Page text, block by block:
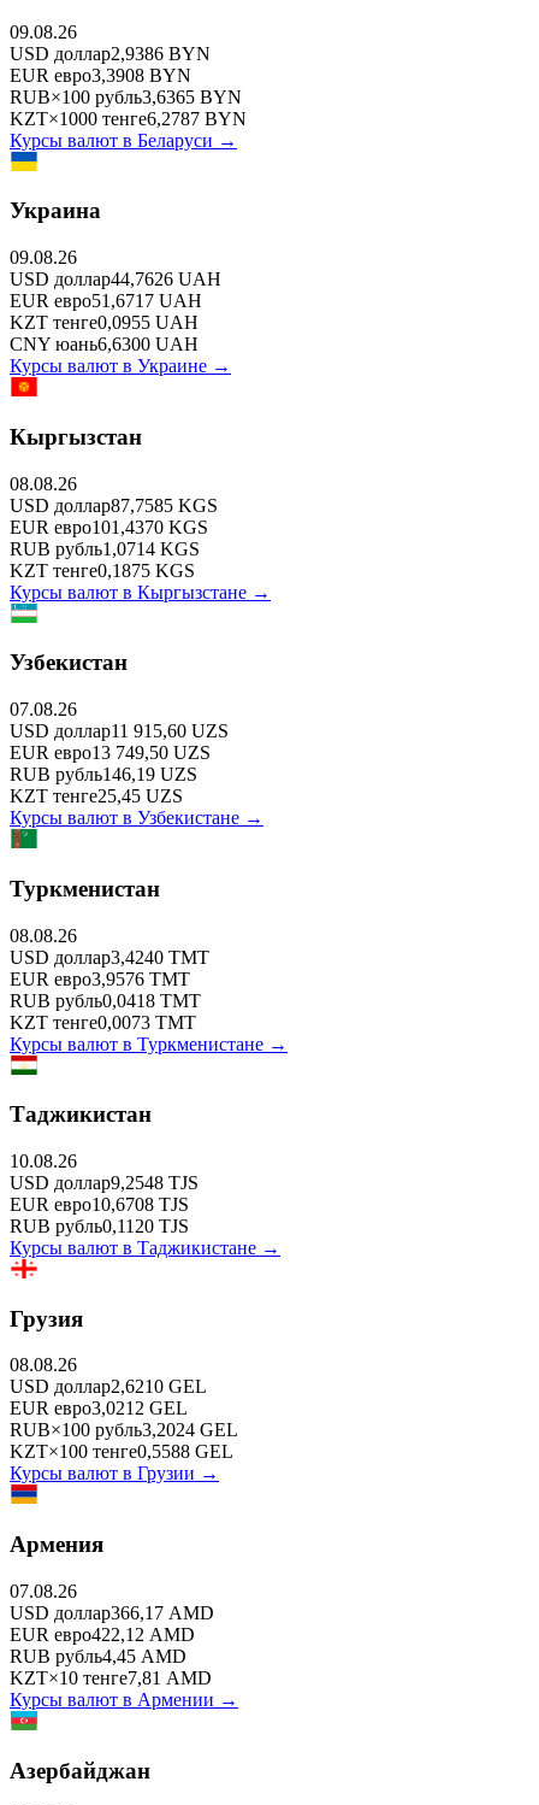
09.08.26
USD доллар2,9386 BYN
EUR евро3,3908 BYN
RUB×100 рубль3,6365 BYN
KZT×1000 тенге6,2787 BYN
Курсы валют в Беларуси →
Украина
09.08.26
USD доллар44,7626 UAH
EUR евро51,6717 UAH
KZT тенге0,0955 UAH
CNY юань6,6300 UAH
Курсы валют в Украине →
Кыргызстан
08.08.26
USD доллар87,7585 KGS
EUR евро101,4370 KGS
RUB рубль1,0714 KGS
KZT тенге0,1875 KGS
Курсы валют в Кыргызстане →
Узбекистан
07.08.26
USD доллар11 915,60 UZS
EUR евро13 749,50 UZS
RUB рубль146,19 UZS
KZT тенге25,45 UZS
Курсы валют в Узбекистане →
Туркменистан
08.08.26
USD доллар3,4240 TMT
EUR евро3,9576 TMT
RUB рубль0,0418 TMT
KZT тенге0,0073 TMT
Курсы валют в Туркменистане →
Таджикистан
10.08.26
USD доллар9,2548 TJS
EUR евро10,6708 TJS
RUB рубль0,1120 TJS
Курсы валют в Таджикистане →
Грузия
08.08.26
USD доллар2,6210 GEL
EUR евро3,0212 GEL
RUB×100 рубль3,2024 GEL
KZT×100 тенге0,5588 GEL
Курсы валют в Грузии →
Армения
07.08.26
USD доллар366,17 AMD
EUR евро422,12 AMD
RUB рубль4,45 AMD
KZT×10 тенге7,81 AMD
Курсы валют в Армении →
Азербайджан